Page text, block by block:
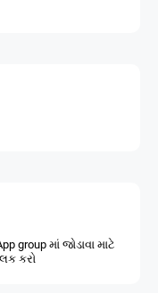
group માં જોડાવા માટે
કરો